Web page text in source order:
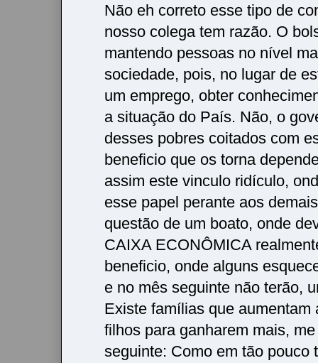
Não eh correto esse tipo de
nosso colega tem razão. O
mantendo pessoas no nível
sociedade, pois, no lugar de
um emprego, obter
a situação do País. Não, o
desses pobres coitados com
beneficio que os torna
assim este vinculo ridículo,
esse papel perante aos
questão de um boato, onde
CAIXA ECONÔMICA
beneficio, onde alguns
e no mês seguinte não terão,
Existe famílias que aumentam
filhos para ganharem mais,
seguinte: Como em tão pouco